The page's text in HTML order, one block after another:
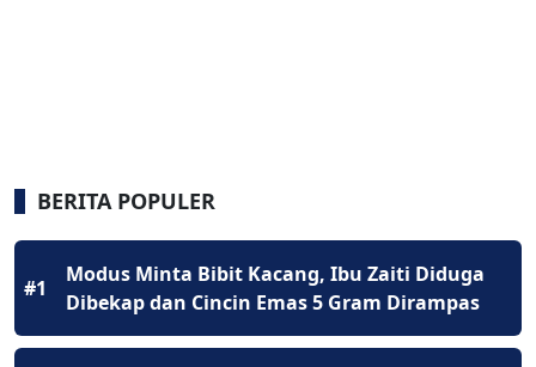
BERITA POPULER
#1
Modus Minta Bibit Kacang, Ibu Zaiti Diduga
Dibekap dan Cincin Emas 5 Gram Dirampas